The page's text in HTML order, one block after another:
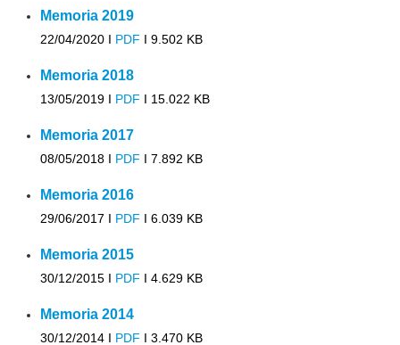
Memoria 2019
22/04/2020 I PDF I 9.502 KB
Memoria 2018
13/05/2019 I PDF I 15.022 KB
Memoria 2017
08/05/2018 I PDF I 7.892 KB
Memoria 2016
29/06/2017 I PDF I 6.039 KB
Memoria 2015
30/12/2015 I PDF I 4.629 KB
Memoria 2014
30/12/2014 I PDF I 3.470 KB